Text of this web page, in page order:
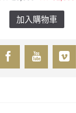
加入購物車